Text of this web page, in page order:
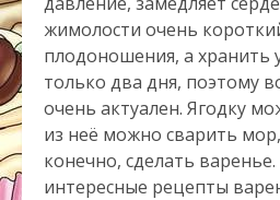
жимолости очень
плодоношения, а
только два дня, поэтому
очень актуален. Ягодку
из неё можно сварить
конечно, сделать
интересные рецепты